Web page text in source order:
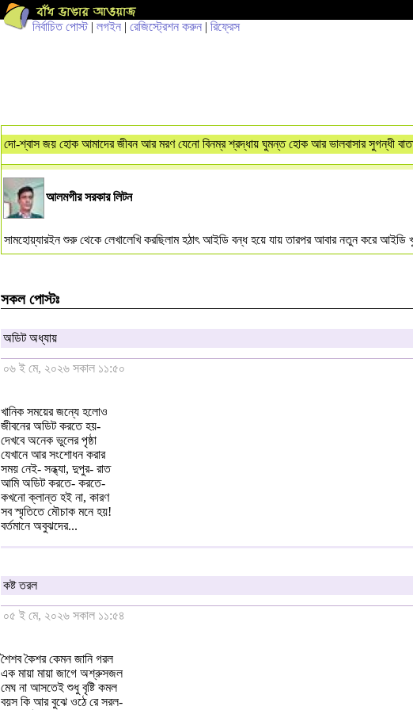
নির্বাচিত পোস্ট| লগইন | রেজিস্ট্রেশন করুন | রিফ্রেস
দো-শ্বাস জয় হোক আমাদের জীবন আর মরণ যেনো বিনম্র শ্রদ্ধায় ঘুমন্ত হোক আর ভালবাসার সুগন্ধী
আলমগীর সরকার লিটন
সামহোয়্যারইন শুরু থেকে লেখালেখি করছিলাম হঠাৎ আইডি বন্ধ হয়ে যায় তারপর আবার নতুন করে আইডি
সকল পোস্টঃ
অডিট অধ্যায়
০৬ ই মে, ২০২৬ সকাল ১১:৫০
খানিক সময়ের জন্যে হলোও
জীবনের অডিট করতে হয়-
দেখবে অনেক ভুলের পৃষ্ঠা
যেখানে আর সংশোধন করার
সময় নেই- সন্ধ্যা, দুপুর- রাত
আমি অডিট করতে- করতে-
কখনো ক্লান্ত হই না, কারণ
সব স্মৃতিতে মৌচাক মনে হয়!
বর্তমানে অবুঝদের...
কষ্ট তরল
০৫ ই মে, ২০২৬ সকাল ১১:৫৪
শৈশব কৈশর কেমন জানি গরল
এক মায়া মায়া জাগে অশ্রুসজল
মেঘ না আসতেই শুধু বৃষ্টি কমল
বয়স কি আর বুঝে ওঠে রে সরল-